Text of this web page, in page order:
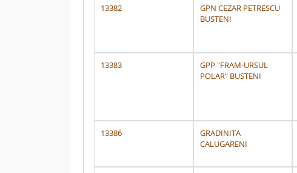
13382
GPN CEZAR PETRESCU
BUSTENI
13383
GPP "FRAM-URSUL
POLAR" BUSTENI
13386
GRADINITA
CALUGARENI